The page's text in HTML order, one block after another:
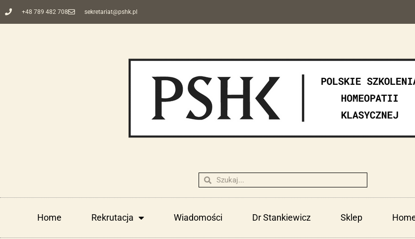
+48 789 482 708 sekretariat@pshk.pl
Home Rekrutacja Wiadomości Dr Stankiewicz Sklep